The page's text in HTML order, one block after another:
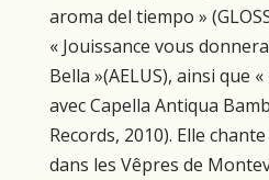
aroma del tiempo »
« Jouissance vous
Bella »(AELUS), ainsi que
avec Capella Antiqua
Records, 2010). Elle
dans les Vêpres de